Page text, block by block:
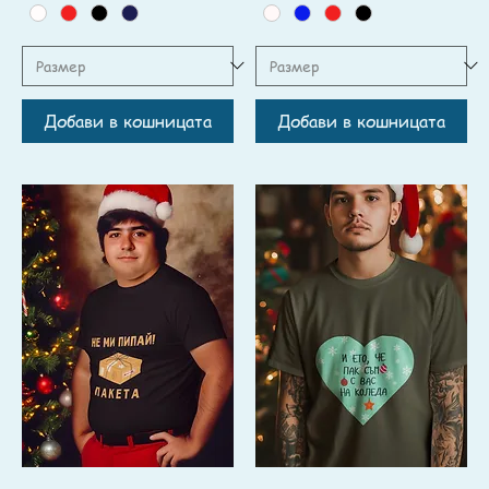
Добави в кошницата Добави в кошницата